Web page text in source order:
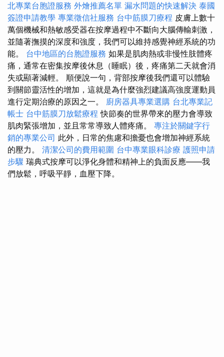
北專業台胞證服務 外燴推薦名單 漏水問題的快速解決 泰國
簽證申請教學 專業徵信社服務 台中筋膜刀療程 皮膚上數十
萬個機械和熱敏感受器在按摩過程中不斷向大腦傳輸刺激，
並隨著撫摸的深度和強度，我們可以維持感覺神經系統的功
能。 台中地區的台胞證服務 如果是肌肉熱或非慢性肢體疼
痛，通常在密集按摩後休息（睡眠）後，疼痛第二天就會消
失或顯著減輕。 順便說一句，背部按摩後我們還可以體驗
到關節靈活性的增加，這就是為什麼強烈建議高強度運動員
進行定期治療的原因之一。 廚房器具專業選購 台北專業記
帳士 台中筋膜刀放鬆療程快節奏的世界帶來的壓力會導致
肌肉緊張增加，並且常常導致人體疼痛。 專注於關鍵字行
銷的專業公司 此外，日常的焦慮和擔憂也會增加神經系統
的壓力。 清潔公司的費用範圍 台中專業眼科診療 護照申請
步驟 瑞典式按摩可以淨化身體和精神上的負面反應——我
們放鬆，呼吸平靜，血壓下降。